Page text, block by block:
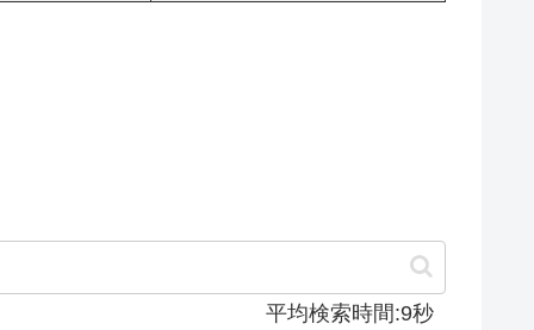
平均検索時間:9秒